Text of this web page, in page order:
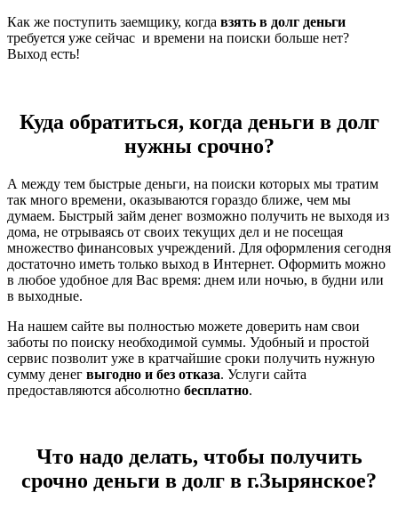
Как же поступить заемщику, когда взять в долг деньги
требуется уже сейчас и времени на поиски больше нет?
Выход есть!
Куда обратиться, когда деньги в долг
нужны срочно?
А между тем быстрые деньги, на поиски которых мы тратим
так много времени, оказываются гораздо ближе, чем мы
думаем. Быстрый займ денег возможно получить не выходя из
дома, не отрываясь от своих текущих дел и не посещая
множество финансовых учреждений. Для оформления сегодня
достаточно иметь только выход в Интернет. Оформить можно
в любое удобное для Вас время: днем или ночью, в будни или
в выходные.
На нашем сайте вы полностью можете доверить нам свои
заботы по поиску необходимой суммы. Удобный и простой
сервис позволит уже в кратчайшие сроки получить нужную
сумму денег выгодно и без отказа. Услуги сайта
предоставляются абсолютно бесплатно.
Что надо делать, чтобы получить
срочно деньги в долг в г.Зырянское?